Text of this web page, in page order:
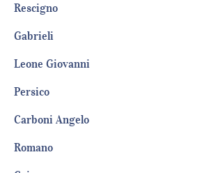
Rescigno
Gabrieli
Leone Giovanni
Persico
Carboni Angelo
Romano